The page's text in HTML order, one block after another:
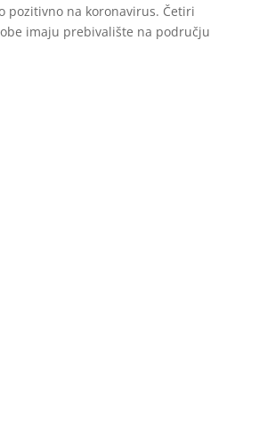
pozitivno na koronavirus. Četiri
imaju prebivalište na području